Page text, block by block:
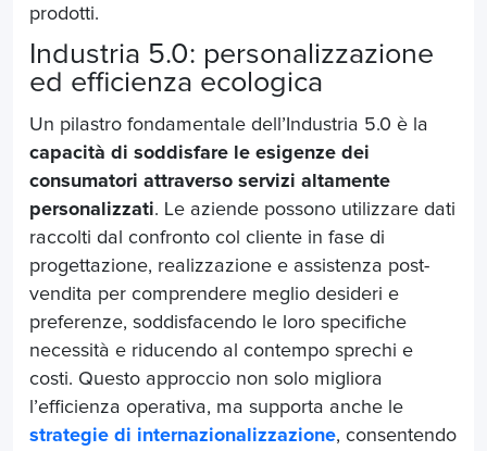
prodotti.
Industria 5.0: personalizzazione
ed efficienza ecologica
Un pilastro fondamentale dell’Industria 5.0 è la
capacità di soddisfare le esigenze dei
consumatori attraverso servizi altamente
personalizzati. Le aziende possono utilizzare dati
raccolti dal confronto col cliente in fase di
progettazione, realizzazione e assistenza post-
vendita per comprendere meglio desideri e
preferenze, soddisfacendo le loro specifiche
necessità e riducendo al contempo sprechi e
costi. Questo approccio non solo migliora
l’efficienza operativa, ma supporta anche le
strategie di internazionalizzazione, consentendo